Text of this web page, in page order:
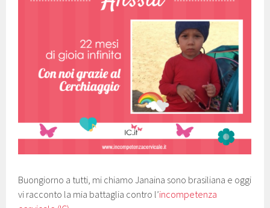
Buongiorno a tutti, mi chiamo Janaina sono brasiliana e oggi
vi racconto la mia battaglia contro l’incompetenza